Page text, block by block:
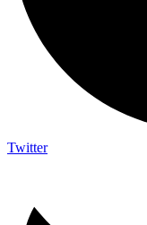
Twitter